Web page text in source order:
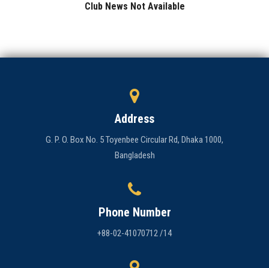
Club News Not Available
Address
G. P. O. Box No. 5 Toyenbee Circular Rd, Dhaka 1000,
Bangladesh
Phone Number
+88-02-41070712 /14